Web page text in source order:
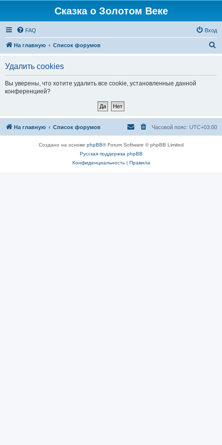
Сказка о Золотом Веке
FAQ Вход
На главную Список форумов
Удалить cookies
Вы уверены, что хотите удалить все cookie, установленные данной
конференцией?
На главную Список форумов Часовой пояс: UTC+03:00
Создано на основе phpBB® Forum Software © phpBB Limited
Русская поддержка phpBB
Конфиденциальность| Правила